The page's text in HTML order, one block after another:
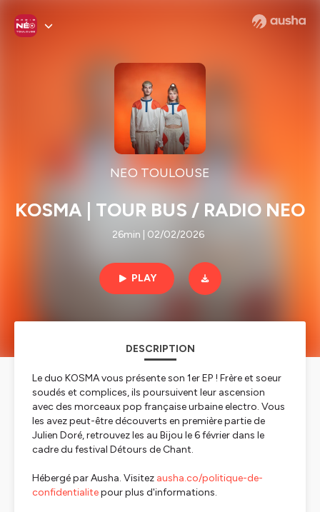
NEO TOULOUSE
KOSMA | TOUR BUS / RADIO NEO
26min | 02/02/2026
PLAY
DESCRIPTION
Le duo KOSMA vous présente son 1er EP ! Frère et soeur
soudés et complices, ils poursuivent leur ascension
avec des morceaux pop française urbaine electro. Vous
les avez peut-être découverts en première partie de
Julien Doré, retrouvez les au Bijou le 6 février dans le
cadre du festival Détours de Chant.
Hébergé par Ausha. Visitez ausha.co/politique-de-
confidentialitepour plus d'informations.